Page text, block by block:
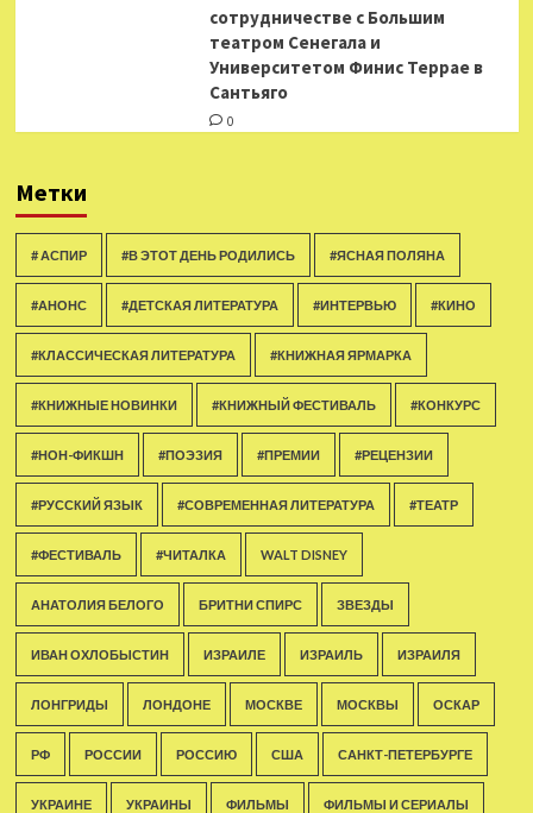
сотрудничестве с Большим
театром Сенегала и
Университетом Финис Террае в
Сантьяго
0
Метки
# АСПИР #В ЭТОТ ДЕНЬ РОДИЛИСЬ #ЯСНАЯ ПОЛЯНА
#АНОНС #ДЕТСКАЯ ЛИТЕРАТУРА #ИНТЕРВЬЮ #КИНО
#КЛАССИЧЕСКАЯ ЛИТЕРАТУРА #КНИЖНАЯ ЯРМАРКА
#КНИЖНЫЕ НОВИНКИ #КНИЖНЫЙ ФЕСТИВАЛЬ #КОНКУРС
#НОН-ФИКШН #ПОЭЗИЯ #ПРЕМИИ #РЕЦЕНЗИИ
#РУССКИЙ ЯЗЫК #СОВРЕМЕННАЯ ЛИТЕРАТУРА #ТЕАТР
#ФЕСТИВАЛЬ #ЧИТАЛКА WALT DISNEY
АНАТОЛИЯ БЕЛОГО БРИТНИ СПИРС ЗВЕЗДЫ
ИВАН ОХЛОБЫСТИН ИЗРАИЛЕ ИЗРАИЛЬ ИЗРАИЛЯ
ЛОНГРИДЫ ЛОНДОНЕ МОСКВЕ МОСКВЫ ОСКАР
РФ РОССИИ РОССИЮ США САНКТ-ПЕТЕРБУРГЕ
УКРАИНЕ УКРАИНЫ ФИЛЬМЫ ФИЛЬМЫ И СЕРИАЛЫ